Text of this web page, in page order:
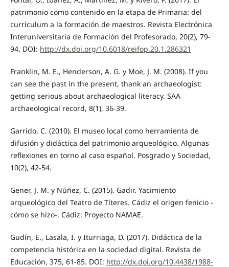
patrimonio como contenido en la etapa de Primaria: del
currículum a la formación de maestros. Revista Electrónica
Interuniversitaria de Formación del Profesorado, 20(2), 79-
94. DOI: http://dx.doi.org/10.6018/reifop.20.1.286321
Franklin, M. E., Henderson, A. G. y Moe, J. M. (2008). If you
can see the past in the present, thank an archaeologist:
getting serious about archaeological literacy. SAA
archaeological record, 8(1), 36-39.
Garrido, C. (2010). El museo local como herramienta de
difusión y didáctica del patrimonio arqueológico. Algunas
reflexiones en torno al caso español. Posgrado y Sociedad,
10(2), 42-54.
Gener, J. M. y Núñez, C. (2015). Gadir. Yacimiento
arqueológico del Teatro de Títeres. Cádiz el origen fenicio -
cómo se hizo-. Cádiz: Proyecto NAMAE.
Gudín, E., Lasala, I. y Iturriaga, D. (2017). Didáctica de la
competencia histórica en la sociedad digital. Revista de
Educación, 375, 61-85. DOI: http://dx.doi.org/10.4438/1988-